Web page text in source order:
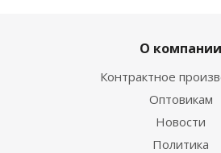
О компании
Контрактное
Оптовикам
Новости
Политика